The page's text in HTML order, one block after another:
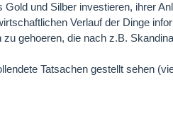
und Silber investieren, ihrer
Verlauf der Dinge
gehoeren, die nach z.B.
Tatsachen gestellt sehen